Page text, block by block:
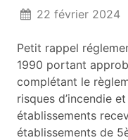
Publié
22 février 2024
Petit rappel
1990 portant
complétant le
risques d’incendie
établissements
établissements de